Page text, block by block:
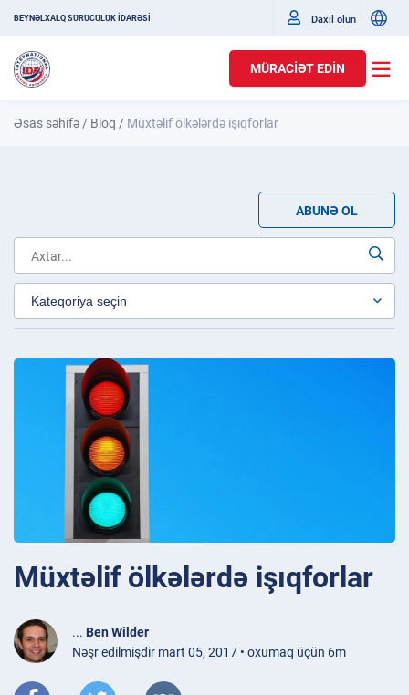
BEYNƏLXALQ SÜRÜCÜLÜK İDARƏSİ Daxil olun
MÜRACIƏT EDIN
Əsas səhifə / Bloq / Müxtəlif ölkələrdə işıqforlar
ABUNƏ OL
Müxtəlif ölkələrdə işıqforlar
... Ben Wilder
Nəşr edilmişdir mart 05, 2017 • oxumaq üçün 6m